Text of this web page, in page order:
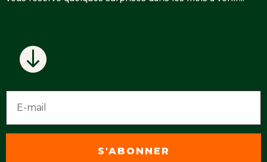

S'ABONNER